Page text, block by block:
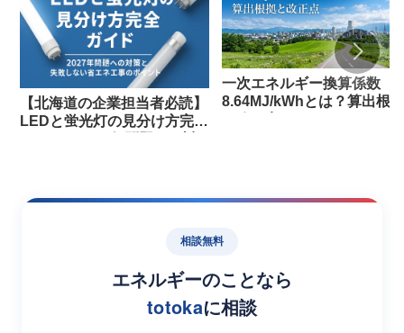
【北海道の企業担当者必読】
LEDと蛍光灯の見分け方完全
一次エネルギー換算係数
8.64MJ/kWhとは？算出根拠
相談無料
エネルギーのことなら
totokaに相談